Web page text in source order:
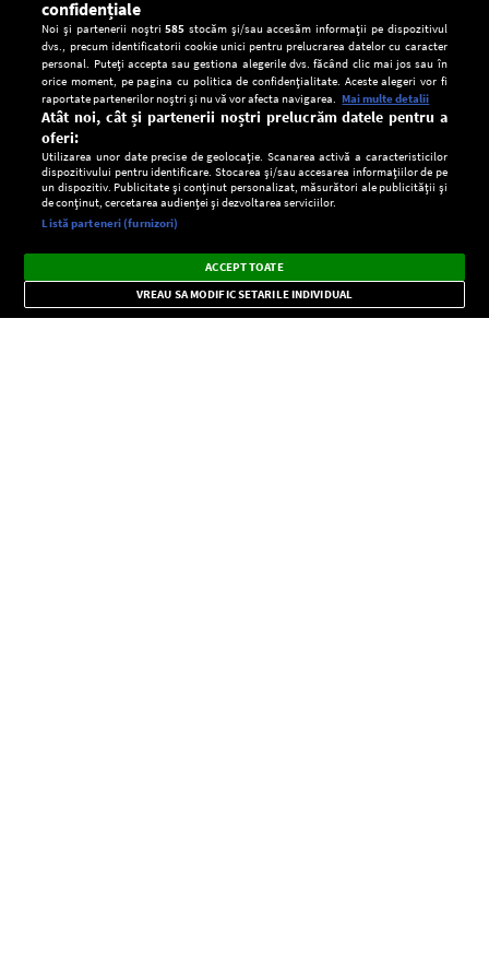
CONFIDENŢIALITATE
Setări:
Dark
Mode
Radio live, podcasturi, știri și alerte
importante.
×
confidențiale
Noi și partenerii noștri585 stocăm și/sau accesăm informații pe dispozitivul
dvs., precum identificatorii cookie unici pentru prelucrarea datelor cu caracter
personal. Puteți accepta sau gestiona alegerile dvs. făcând clic mai jos sau în
orice moment, pe pagina cu politica de confidențialitate. Aceste alegeri vor fi
raportate partenerilor noștri și nu vă vor afecta navigarea. Mai multe detalii
Atât noi, cât și partenerii noștri prelucrăm datele pentru a
oferi:
Utilizarea unor date precise de geolocație. Scanarea activă a caracteristicilor
dispozitivului pentru identificare. Stocarea și/sau accesarea informațiilor de pe
un dispozitiv. Publicitate și conținut personalizat, măsurători ale publicității și
de conținut, cercetarea audienței și dezvoltarea serviciilor.
Listă parteneri (furnizori)
ACCEPT TOATE
VREAU SA MODIFIC SETARILE INDIVIDUAL